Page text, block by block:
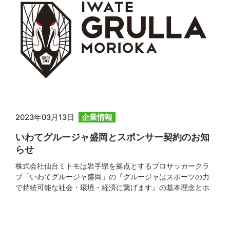
2023年03月13日 企業情報
いわてグルージャ盛岡とスポンサー契約のお知
らせ
株式会社仙台ミトモは岩手県を拠点とするプロサッカークラ
ブ「いわてグルージャ盛岡」の『グルージャはスポーツの力
で持続可能な社会・環境・経済に繋げます』の基本理念とホ